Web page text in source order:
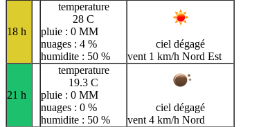
18 h
temperature
28 C
pluie : 0 MM
nuages : 4 %
humidite : 50 %
ciel dégagé
vent 1 km/h Nord Est
21 h
temperature
19.3 C
pluie : 0 MM
nuages : 0 %
humidite : 50 %
ciel dégagé
vent 4 km/h Nord